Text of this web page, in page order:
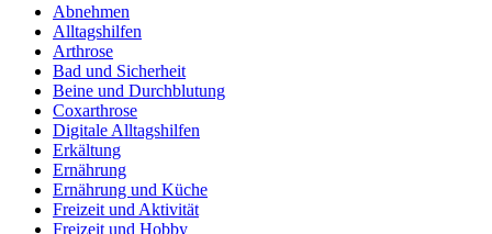
Abnehmen
Alltagshilfen
Arthrose
Bad und Sicherheit
Beine und Durchblutung
Coxarthrose
Digitale Alltagshilfen
Erkältung
Ernährung
Ernährung und Küche
Freizeit und Aktivität
Freizeit und Hobby